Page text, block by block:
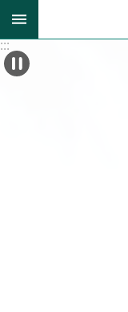
跳到主要內容區塊
:::
:::